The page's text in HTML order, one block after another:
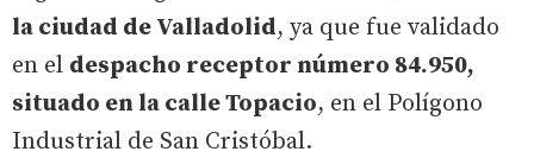
la ciudad de Valladolid, ya que fue validado
en el despacho receptor número 84.950,
situado en la calle Topacio, en el Polígono
Industrial de San Cristóbal.